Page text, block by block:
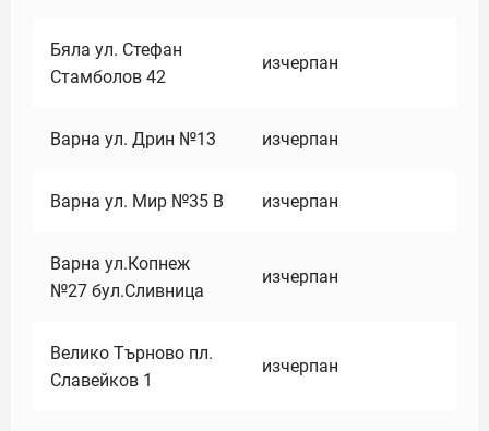
Бяла ул. Стефан
Стамболов 42
изчерпан
Варна ул. Дрин №13 изчерпан
Варна ул. Мир №35 В изчерпан
Варна ул.Копнеж
№27 бул.Сливница
изчерпан
Велико Търново пл.
Славейков 1
изчерпан